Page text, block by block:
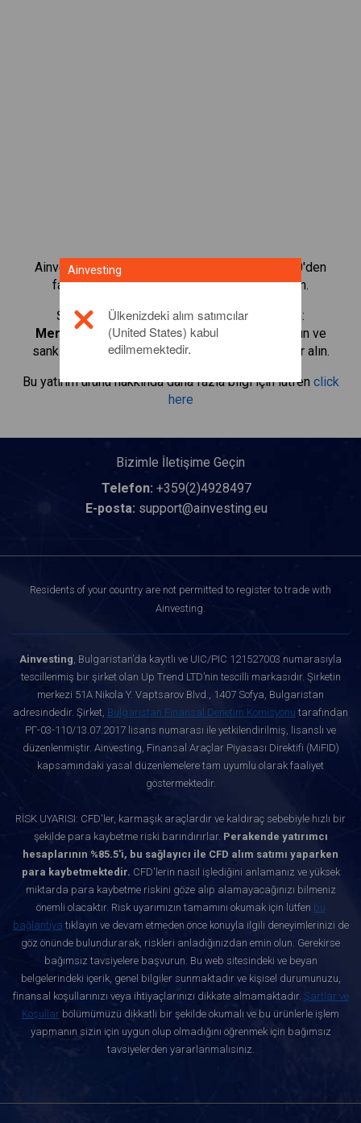
Ainvesting'in CFD alım satım platformuyla 1.000'den
fazla uluslararası hissenin alım satımını yapın.
Şu ürünlerin CFD'lerini alıp satmaya başlayın:
MercadoLibre, Inc. . Gerçek zamanlı teklifler alın ve
sanki hissenin kendisi sizdeymiş gibi temettüler alın.
Bu yatırım ürünü hakkında daha fazla bilgi için lütfen click
here
Bizimle İletişime Geçin
Telefon: +359(2)4928497
E-posta: support@ainvesting.eu
Residents of your country are not permitted to register to trade with
Ainvesting.
Ainvesting, Bulgaristan’da kayıtlı ve UIC/PIC 121527003 numarasıyla
tescillenmiş bir şirket olan Up Trend LTD’nin tescilli markasıdır. Şirketin
merkezi 51A Nikola Y. Vaptsarov Blvd., 1407 Sofya, Bulgaristan
adresindedir. Şirket, Bulgaristan Finansal Denetim Komisyonu tarafından
РГ-03-110/13.07.2017 lisans numarası ile yetkilendirilmiş, lisanslı ve
düzenlenmiştir. Ainvesting, Finansal Araçlar Piyasası Direktifi (MiFID)
kapsamındaki yasal düzenlemelere tam uyumlu olarak faaliyet
göstermektedir.
RİSK UYARISI: CFD'ler, karmaşık araçlardır ve kaldıraç sebebiyle hızlı bir
şekilde para kaybetme riski barındırırlar. Perakende yatırımcı
hesaplarının %85.5'i, bu sağlayıcı ile CFD alım satımı yaparken
para kaybetmektedir. CFD'lerin nasıl işlediğini anlamanız ve yüksek
miktarda para kaybetme riskini göze alıp alamayacağınızı bilmeniz
önemli olacaktır. Risk uyarımızın tamamını okumak için lütfen bu
bağlantıya tıklayın ve devam etmeden önce konuyla ilgili deneyimlerinizi de
göz önünde bulundurarak, riskleri anladığınızdan emin olun. Gerekirse
bağımsız tavsiyelere başvurun. Bu web sitesindeki ve beyan
belgelerindeki içerik, genel bilgiler sunmaktadır ve kişisel durumunuzu,
finansal koşullarınızı veya ihtiyaçlarınızı dikkate almamaktadır. Şartlar ve
Koşullar bölümümüzü dikkatli bir şekilde okumalı ve bu ürünlerle işlem
yapmanın sizin için uygun olup olmadığını öğrenmek için bağımsız
tavsiyelerden yararlanmalısınız.
Ainvesting
Ülkenizdeki alım satımcılar
(United States) kabul
edilmemektedir.